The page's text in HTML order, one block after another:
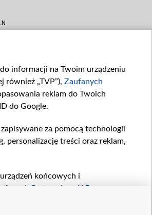
2025
8
(wpłata
informacji na Twoim urządzeniu
„TVP”), Zaufanych
reklam do Twoich
do Google.
za pomocą technologii
personalizację treści oraz reklam,
końcowych i
Partnerów z IAB
wyboru podstawowych reklam,
treści, pomiaru